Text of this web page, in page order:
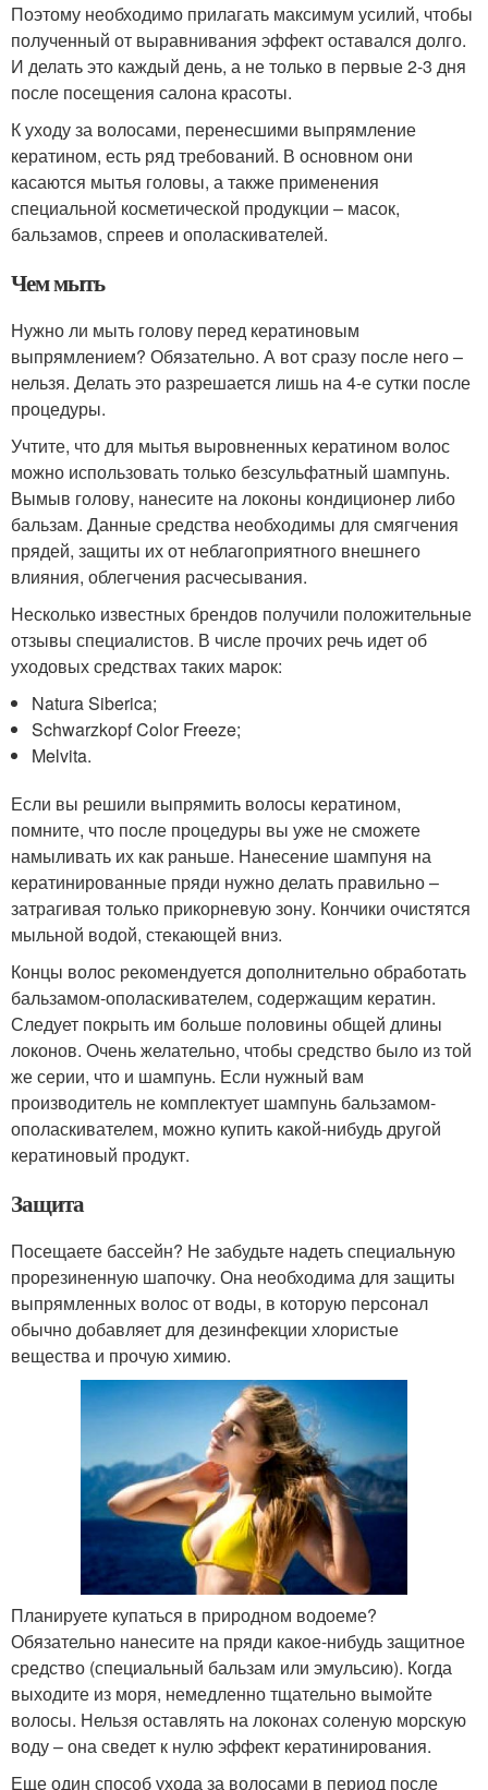
Поэтому необходимо прилагать максимум усилий, чтобы
полученный от выравнивания эффект оставался долго.
И делать это каждый день, а не только в первые 2-3 дня
после посещения салона красоты.
К уходу за волосами, перенесшими выпрямление
кератином, есть ряд требований. В основном они
касаются мытья головы, а также применения
специальной косметической продукции – масок,
бальзамов, спреев и ополаскивателей.
Чем мыть
Нужно ли мыть голову перед кератиновым
выпрямлением? Обязательно. А вот сразу после него –
нельзя. Делать это разрешается лишь на 4-е сутки после
процедуры.
Учтите, что для мытья выровненных кератином волос
можно использовать только безсульфатный шампунь.
Вымыв голову, нанесите на локоны кондиционер либо
бальзам. Данные средства необходимы для смягчения
прядей, защиты их от неблагоприятного внешнего
влияния, облегчения расчесывания.
Несколько известных брендов получили положительные
отзывы специалистов. В числе прочих речь идет об
уходовых средствах таких марок:
Natura Siberica;
Schwarzkopf Color Freeze;
Melvita.
Если вы решили выпрямить волосы кератином,
помните, что после процедуры вы уже не сможете
намыливать их как раньше. Нанесение шампуня на
кератинированные пряди нужно делать правильно –
затрагивая только прикорневую зону. Кончики очистятся
мыльной водой, стекающей вниз.
Концы волос рекомендуется дополнительно обработать
бальзамом-ополаскивателем, содержащим кератин.
Следует покрыть им больше половины общей длины
локонов. Очень желательно, чтобы средство было из той
же серии, что и шампунь. Если нужный вам
производитель не комплектует шампунь бальзамом-
ополаскивателем, можно купить какой-нибудь другой
кератиновый продукт.
Защита
Посещаете бассейн? Не забудьте надеть специальную
прорезиненную шапочку. Она необходима для защиты
выпрямленных волос от воды, в которую персонал
обычно добавляет для дезинфекции хлористые
вещества и прочую химию.
Планируете купаться в природном водоеме?
Обязательно нанесите на пряди какое-нибудь защитное
средство (специальный бальзам или эмульсию). Когда
выходите из моря, немедленно тщательно вымойте
волосы. Нельзя оставлять на локонах соленую морскую
воду – она сведет к нулю эффект кератинирования.
Еще один способ ухода за волосами в период после